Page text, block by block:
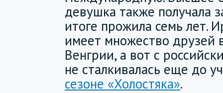
девушка также получала
итоге прожила семь лет.
имеет множество друзей
Венгрии, а вот с
не сталкивалась еще до
сезоне «Холостяка».